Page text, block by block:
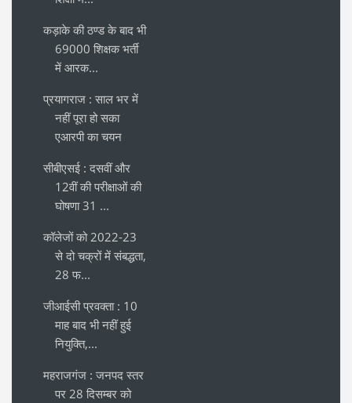
कड़ाके की ठण्ड के बाद भी
69000 शिक्षक भर्ती
में आरक...
प्रयागराज : साल भर में
नहीं पूरा हो सका
एआरपी का चयन
सीबीएसई : दसवीं और
12वीं की परीक्षाओं की
घोषणा 31 ...
कॉलेजों को 2022-23
से दो चक्रों में संबद्धता,
28 फ...
जीआईसी प्रवक्ता : 10
माह बाद भी नहीं हुई
नियुक्ति,...
महराजगंज : जनपद स्तर
पर 28 दिसम्बर को